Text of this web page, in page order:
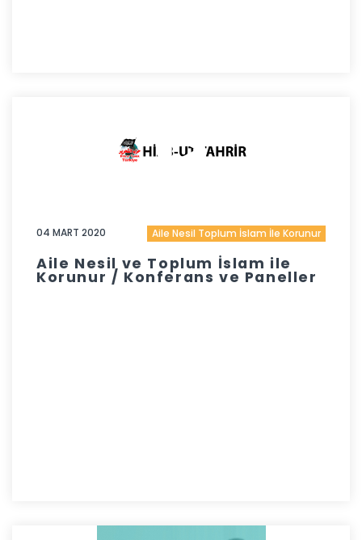
04 MART 2020 Aile Nesil Toplum İslam İle Korunur
Aile Nesil ve Toplum İslam ile
Korunur / Konferans ve Paneller